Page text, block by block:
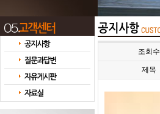
조회수
제목